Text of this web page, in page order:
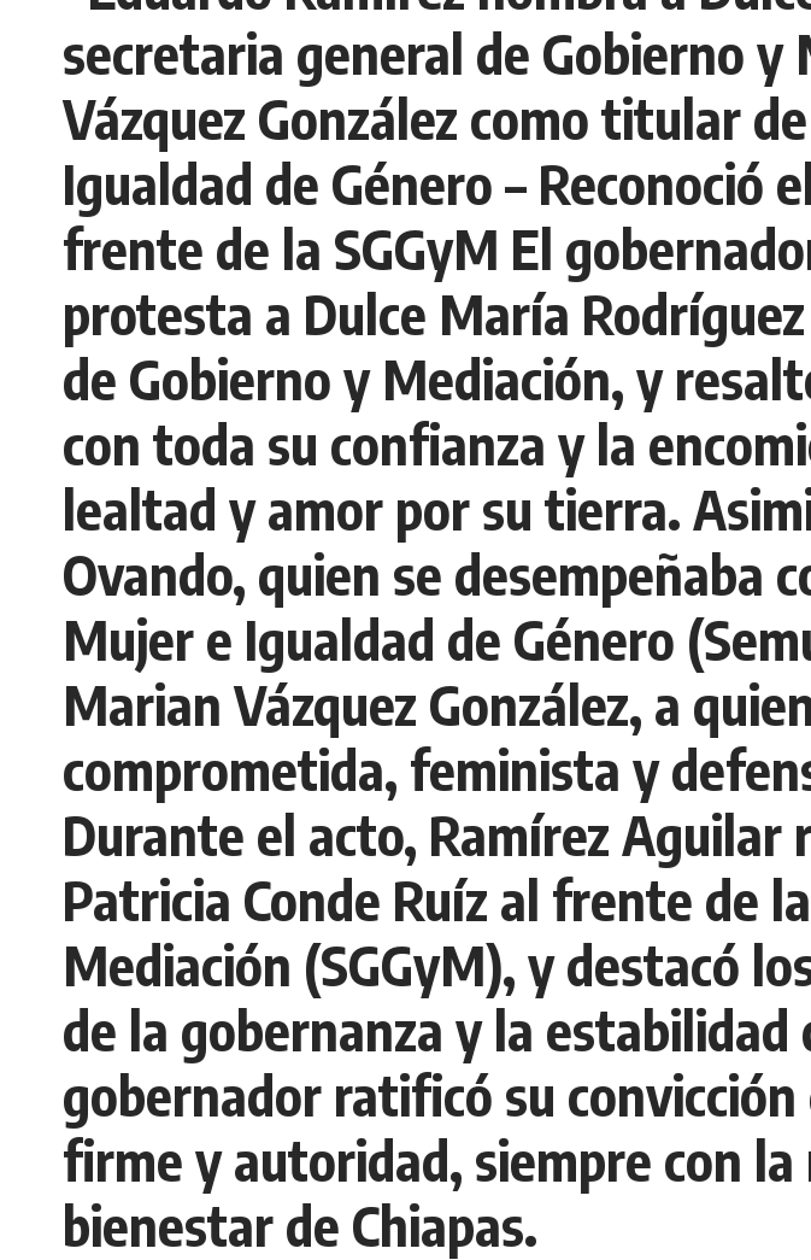
secretaria general de Gobierno
Vázquez González como titular
Igualdad de Género – Reconoció
frente de la SGGyM El
protesta a Dulce María
de Gobierno y Mediación, y
con toda su confianza y la
lealtad y amor por su tierra.
Ovando, quien se desempeñaba
Mujer e Igualdad de Género
Marian Vázquez González, a
comprometida, feminista y
Durante el acto, Ramírez
Patricia Conde Ruíz al frente de
Mediación (SGGyM), y destacó
de la gobernanza y la
gobernador ratificó su
firme y autoridad, siempre con
bienestar de Chiapas.